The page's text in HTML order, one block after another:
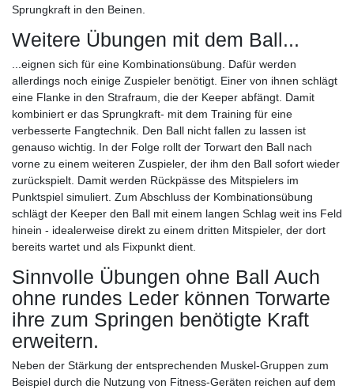
Sprungkraft in den Beinen.
Weitere Übungen mit dem Ball...
...eignen sich für eine Kombinationsübung. Dafür werden
allerdings noch einige Zuspieler benötigt. Einer von ihnen schlägt
eine Flanke in den Strafraum, die der Keeper abfängt. Damit
kombiniert er das Sprungkraft- mit dem Training für eine
verbesserte Fangtechnik. Den Ball nicht fallen zu lassen ist
genauso wichtig. In der Folge rollt der Torwart den Ball nach
vorne zu einem weiteren Zuspieler, der ihm den Ball sofort wieder
zurückspielt. Damit werden Rückpässe des Mitspielers im
Punktspiel simuliert. Zum Abschluss der Kombinationsübung
schlägt der Keeper den Ball mit einem langen Schlag weit ins Feld
hinein - idealerweise direkt zu einem dritten Mitspieler, der dort
bereits wartet und als Fixpunkt dient.
Sinnvolle Übungen ohne Ball Auch
ohne rundes Leder können Torwarte
ihre zum Springen benötigte Kraft
erweitern.
Neben der Stärkung der entsprechenden Muskel-Gruppen zum
Beispiel durch die Nutzung von Fitness-Geräten reichen auf dem